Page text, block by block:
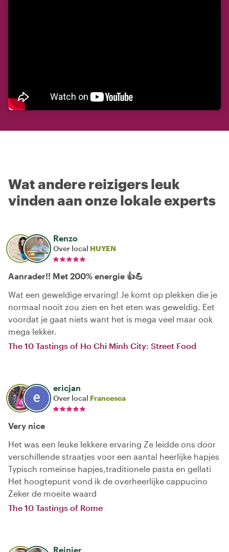
Wat andere reizigers leuk
vinden aan onze lokale experts
Renzo
Over local HUYEN
Aanrader!! Met 200% energie 👍💪
Wat een geweldige ervaring! Je komt op plekken die je
normaal nooit zou zien en het eten was geweldig. Eet
voordat je gaat niets want het is mega veel maar ook
mega lekker.
The 10 Tastings of Ho Chi Minh City: Street Food
ericjan
Over local Francesca
Very nice
Het was een leuke lekkere ervaring Ze leidde ons door
verschillende straatjes voor een aantal heerlijke hapjes
Typisch romeinse hapjes,traditionele pasta en gellati
Het hoogtepunt vond ik de overheerlijke cappucino
Zeker de moeite waard
The 10 Tastings of Rome
Reinier